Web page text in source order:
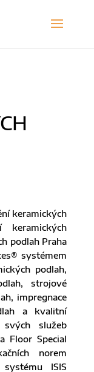
keramických
keramických
podlah Praha
systémem
podlah,
strojové
impregnace
a kvalitní
služeb
Floor Special
norem
ISIS